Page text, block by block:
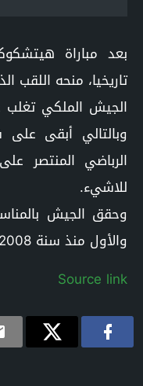
بعد مباراة
تاريخيا، منحه اللقب
الجيش الملكي تغلب
وبالتالي أبقى على
الرباضي المنتصر
للاشيء.
وحقق الجيش
والأول منذ سنة 2008.
Source link